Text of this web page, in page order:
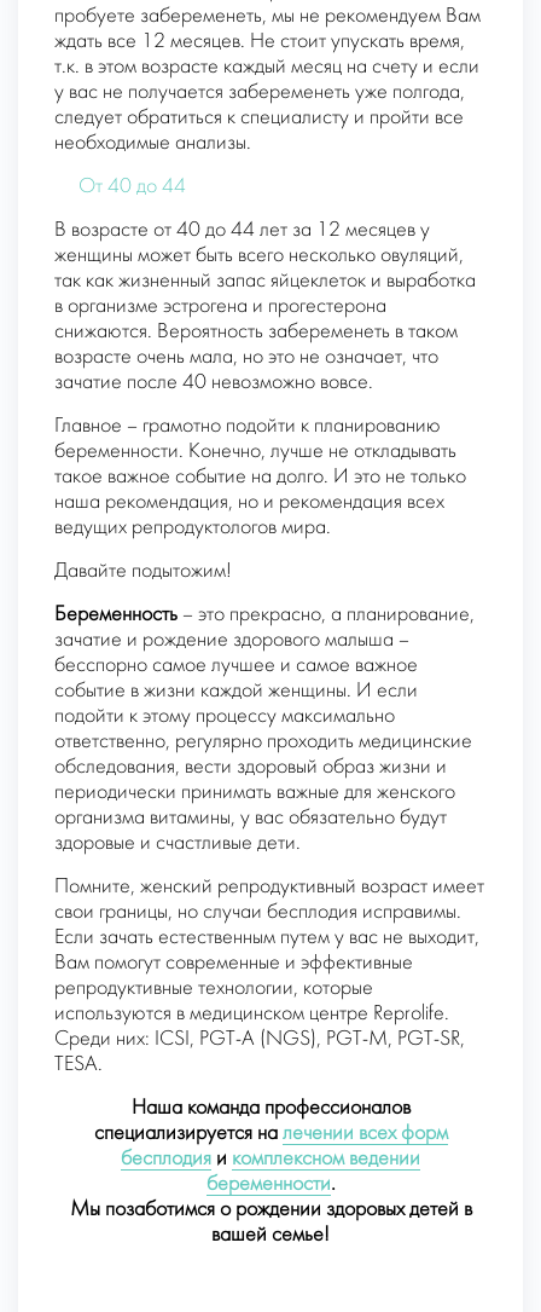
пробуете забеременеть, мы не рекомендуем Вам
ждать все 12 месяцев. Не стоит упускать время,
т.к. в этом возрасте каждый месяц на счету и если
у вас не получается забеременеть уже полгода,
следует обратиться к специалисту и пройти все
необходимые анализы.
От 40 до 44
В возрасте от 40 до 44 лет за 12 месяцев у
женщины может быть всего несколько овуляций,
так как жизненный запас яйцеклеток и выработка
в организме эстрогена и прогестерона
снижаются. Вероятность забеременеть в таком
возрасте очень мала, но это не означает, что
зачатие после 40 невозможно вовсе.
Главное – грамотно подойти к планированию
беременности. Конечно, лучше не откладывать
такое важное событие на долго. И это не только
наша рекомендация, но и рекомендация всех
ведущих репродуктологов мира.
Давайте подытожим!
Беременность – это прекрасно, а планирование,
зачатие и рождение здорового малыша –
бесспорно самое лучшее и самое важное
событие в жизни каждой женщины. И если
подойти к этому процессу максимально
ответственно, регулярно проходить медицинские
обследования, вести здоровый образ жизни и
периодически принимать важные для женского
организма витамины, у вас обязательно будут
здоровые и счастливые дети.
Помните, женский репродуктивный возраст имеет
свои границы, но случаи бесплодия исправимы.
Если зачать естественным путем у вас не выходит,
Вам помогут современные и эффективные
репродуктивные технологии, которые
используются в медицинском центре Reprolife.
Среди них: ICSI, PGT-A (NGS), PGT-M, PGT-SR,
TESA.
Наша команда профессионалов
специализируется на лечении всех форм
бесплодия и комплексном ведении
беременности.
Мы позаботимся о рождении здоровых детей в
вашей семье!